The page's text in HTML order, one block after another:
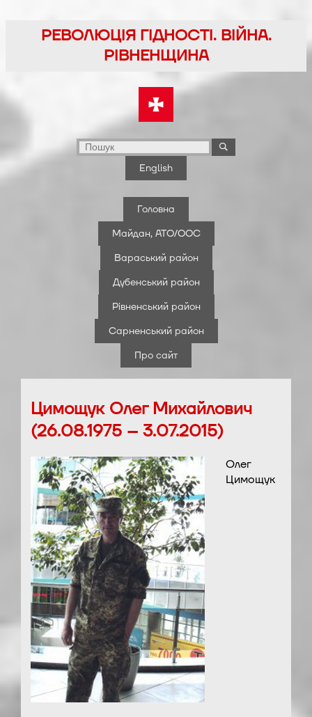
РЕВОЛЮЦІЯ ГІДНОСТІ. ВІЙНА.
РІВНЕНЩИНА
English
Головна
Майдан, АТО/ООС
Вараський район
Дубенський район
Рівненський район
Сарненський район
Про сайт
Цимощук Олег Михайлович
(26.08.1975 – 3.07.2015)
Олег
Цимощук